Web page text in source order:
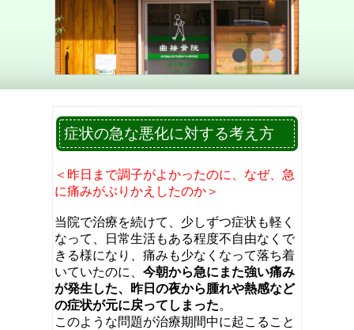
症状の急な悪化に対する考え方
＜昨日まで調子がよかったのに、なぜ、急
に痛みがぶりかえしたのか＞
当院で治療を続けて、少しずつ症状も軽く
なって、日常生活もある程度不自由なくで
きる様になり、痛みも少なくなって落ち着
いていたのに、 今朝から急にまた強い痛み
が発生した、昨日の夜から腫れや熱感など
の症状が元に戻ってしまった。
このような問題が治療期間中に起こること